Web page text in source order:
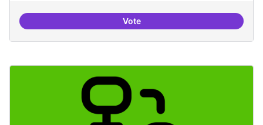
VoteHabitar la plaça